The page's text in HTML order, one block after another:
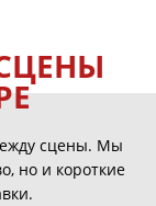
сцены. Мы
но и короткие